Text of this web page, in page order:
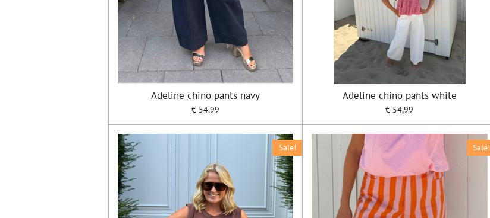
Adeline chino pants navy
€ 54,99
Adeline chino pants white
€ 54,99
Sale! Sale!